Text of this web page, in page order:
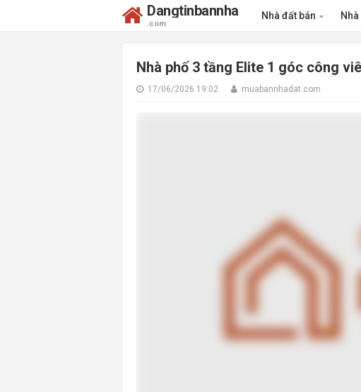
Dangtinbannha
.com
Nhà đất bán
Nhà phố 3 tầng Elite 1 góc công
17/06/2026 19:02 muabannhadat.com